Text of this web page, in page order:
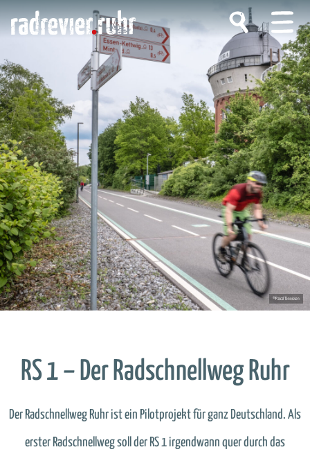
RS 1 – Der Radschnellweg Ruhr
Der Radschnellweg Ruhr ist ein Pilotprojekt für ganz Deutschland. Als
erster Radschnellweg soll der RS 1 irgendwann quer durch das